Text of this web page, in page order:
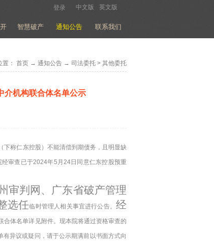
中文版 英文版
登录
智慧破产 通知公告 联系我们
： 首页 → 通知公告 → 司法委托 > 其他委托
介机构联合体名单公示
（下称仁东控股 ）不能清偿到期债务，且明显缺
经审查已于2024年5 月24 日同意仁东控股预重
审判网、广东省破产管理
选任临时管理人相关事宜进行公告。经
合体名单详见附件。现本院将通过资格审查的
有异议或疑问，请于公示期满前以书面方式向